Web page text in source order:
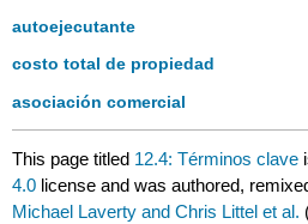
autoejecutante
costo total de propiedad
asociación comercial
This page titled 12.4: Términos clave
4.0 license and was authored,
Michael Laverty and Chris Littel et al.